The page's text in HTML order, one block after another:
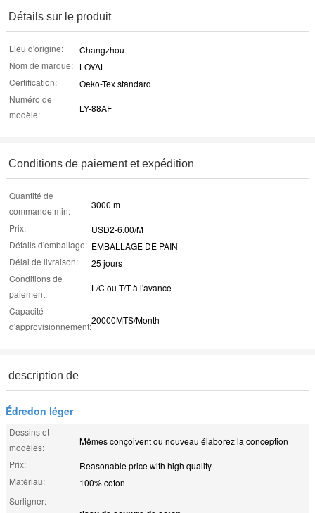
Détails sur le produit
Lieu d'origine:
Changzhou
Nom de marque: LOYAL
Certification:
Oeko-Tex standard
Numéro de
modèle:
LY-88AF
Conditions de paiement et expédition
Quantité de
commande min:
3000 m
Prix:
USD2-6.00/M
Détails d'emballage: EMBALLAGE DE PAIN
Délai de livraison:
25 jours
Conditions de
paiement:
L/C ou T/T à l'avance
Capacité
d'approvisionnement:
20000MTS/Month
description de
Édredon léger
Dessins et
modèles:
Mêmes conçoivent ou nouveau élaborez la conception
Prix:
Reasonable price with high quality
Matériau:
100% coton
Surligner: